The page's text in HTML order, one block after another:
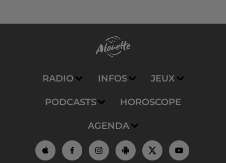
RADIO INFOS JEUX
PODCASTS HOROSCOPE
AGENDA